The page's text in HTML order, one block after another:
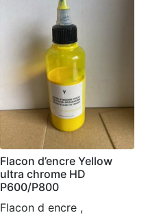
Flacon d’encre Yellow
ultra chrome HD
P600/P800
Flacon d encre ,